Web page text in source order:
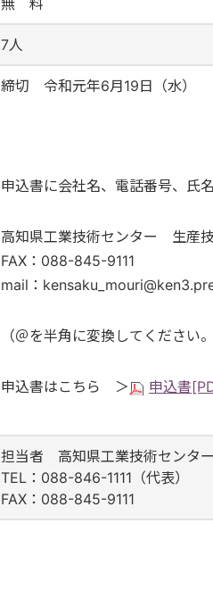
無 料
7人
締切 令和元年6月19日（水）
申込書に会社名、電話番号、氏
高知県工業技術センター 生
FAX：088-845-9111
mail：
（＠を半角に変換してください。
申込書はこちら ＞ 申込書
担当者 高知県工業技術セン
TEL：088-846-1111（代表）
FAX：088-845-9111